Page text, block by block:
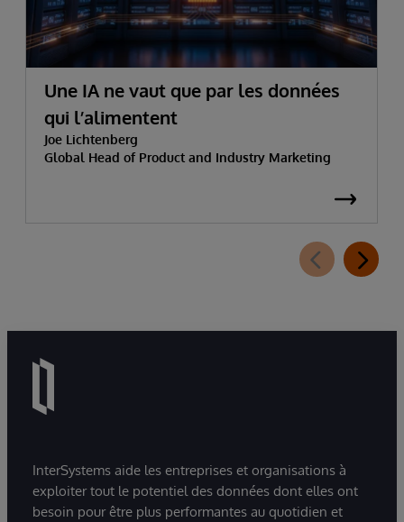
Une IA ne vaut que par les données
qui l’alimentent
Joe Lichtenberg
Global Head of Product and Industry Marketing
InterSystems aide les entreprises et organisations à
exploiter tout le potentiel des données dont elles ont
besoin pour être plus performantes au quotidien et